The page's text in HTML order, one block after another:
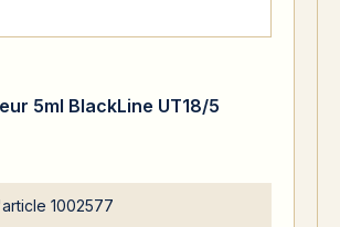
5ml BlackLine UT18/5
1002577